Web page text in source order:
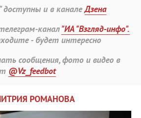
доступны и в каналеДзена
канал"ИА "Взгляд-инфо".
- будет интересно
сообщения, фото и видео в
@Vz_feedbot
РОМАНОВА